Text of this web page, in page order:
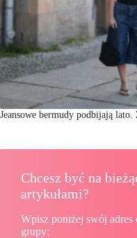
Jeansowe bermudy podbijają
Chcesz być na
artykułami?
Wpisz poniżej swój adres
grupy: